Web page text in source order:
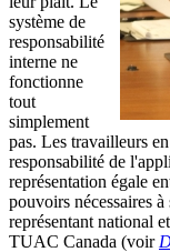
système de
responsabilité
interne ne
fonctionne
tout
simplement
pas. Les travailleurs
responsabilité de
représentation égale
pouvoirs nécessaires
représentant national
TUAC Canada (voir